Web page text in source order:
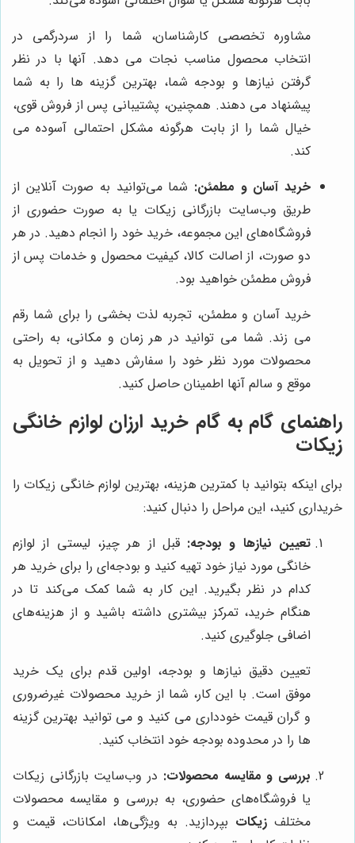
مشاوره تخصصی کارشناسان، شما را از سردرگمی در
انتخاب محصول مناسب نجات می دهد. آنها با در نظر
گرفتن نیازها و بودجه شما، بهترین گزینه ها را به شما
پیشنهاد می دهند. همچنین، پشتیبانی پس از فروش قوی،
خیال شما را از بابت هرگونه مشکل احتمالی آسوده می
کند.
خرید آسان و مطمئن: شما می‌توانید به صورت آنلاین از
طریق وب‌سایت بازرگانی زیکات یا به صورت حضوری از
فروشگاه‌های این مجموعه، خرید خود را انجام دهید. در هر
دو صورت، از اصالت کالا، کیفیت محصول و خدمات پس از
فروش مطمئن خواهید بود.
خرید آسان و مطمئن، تجربه لذت بخشی را برای شما رقم
می زند. شما می توانید در هر زمان و مکانی، به راحتی
محصولات مورد نظر خود را سفارش دهید و از تحویل به
موقع و سالم آنها اطمینان حاصل کنید.
راهنمای گام به گام خرید ارزان لوازم خانگی
زیکات
برای اینکه بتوانید با کمترین هزینه، بهترین لوازم خانگی زیکات را
خریداری کنید، این مراحل را دنبال کنید:
تعیین نیازها و بودجه: قبل از هر چیز، لیستی از لوازم
خانگی مورد نیاز خود تهیه کنید و بودجه‌ای را برای خرید هر
کدام در نظر بگیرید. این کار به شما کمک می‌کند تا در
هنگام خرید، تمرکز بیشتری داشته باشید و از هزینه‌های
اضافی جلوگیری کنید.
تعیین دقیق نیازها و بودجه، اولین قدم برای یک خرید
موفق است. با این کار، شما از خرید محصولات غیرضروری
و گران قیمت خودداری می کنید و می توانید بهترین گزینه
ها را در محدوده بودجه خود انتخاب کنید.
بررسی و مقایسه محصولات: در وب‌سایت بازرگانی زیکات
یا فروشگاه‌های حضوری، به بررسی و مقایسه محصولات
مختلف زیکات بپردازید. به ویژگی‌ها، امکانات، قیمت و